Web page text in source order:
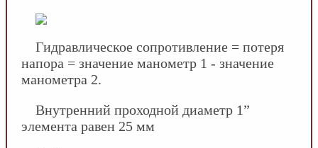
Гидравлическое сопротивление = потеря
напора = значение манометр 1 - значение
манометра 2.
Внутренний проходной диаметр 1”
элемента равен 25 мм